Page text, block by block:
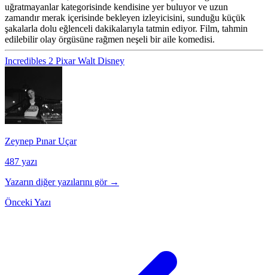
uğratmayanlar kategorisinde kendisine yer buluyor ve uzun
zamandır merak içerisinde bekleyen izleyicisini, sunduğu küçük
şakalarla dolu eğlenceli dakikalarıyla tatmin ediyor. Film, tahmin
edilebilir olay örgüsüne rağmen neşeli bir aile komedisi.
Incredibles 2 PixarWalt Disney
Zeynep Pınar Uçar
487 yazı
Yazarın diğer yazılarını gör →
Önceki Yazı